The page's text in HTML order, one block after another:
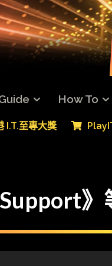
How To
I.T.至專大獎
》